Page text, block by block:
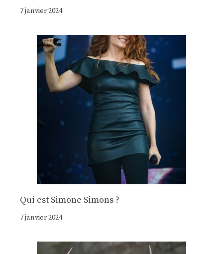
7 janvier 2024
Qui est Simone Simons ?
7 janvier 2024